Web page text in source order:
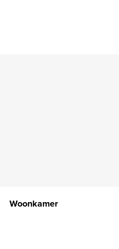
Woonkamer